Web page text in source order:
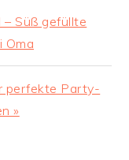
Süß gefüllte
Oma
perfekte Party-
»